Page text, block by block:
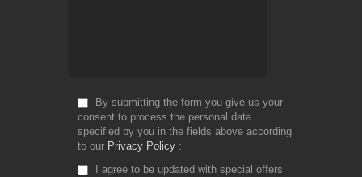
By submitting the form you give us your
consent to process the personal data
specified by you in the fields above according
to our Privacy Policy
I agree to be updated with special offers